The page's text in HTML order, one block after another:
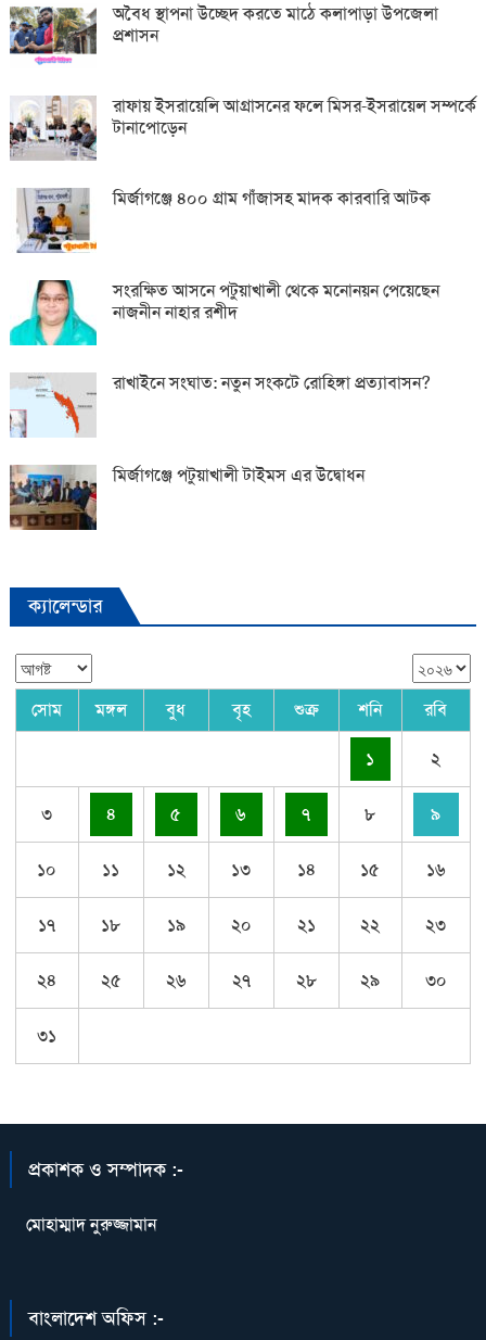
অবৈধ স্থাপনা উচ্ছেদ করতে মাঠে কলাপাড়া উপজেলা
প্রশাসন
রাফায় ইসরায়েলি আগ্রাসনের ফলে মিসর-ইসরায়েল সম্পর্কে
টানাপোড়েন
মির্জাগঞ্জে ৪০০ গ্রাম গাঁজাসহ মাদক কারবারি আটক
সংরক্ষিত আসনে পটুয়াখালী থেকে মনোনয়ন পেয়েছেন
নাজনীন নাহার রশীদ
রাখাইনে সংঘাত: নতুন সংকটে রোহিঙ্গা প্রত্যাবাসন?
মির্জাগঞ্জে পটুয়াখালী টাইমস এর উদ্বোধন
ক্যালেন্ডার
সোম মঙ্গল বুধ বৃহ শুক্র শনি রবি
১ ২
৩ ৪ ৫ ৬ ৭ ৮ ৯
১০ ১১ ১২ ১৩ ১৪ ১৫ ১৬
১৭ ১৮ ১৯ ২০ ২১ ২২ ২৩
২৪ ২৫ ২৬ ২৭ ২৮ ২৯ ৩০
৩১
প্রকাশক ও সম্পাদক :-
মোহাম্মাদ নুরুজ্জামান
বাংলাদেশ অফিস :-